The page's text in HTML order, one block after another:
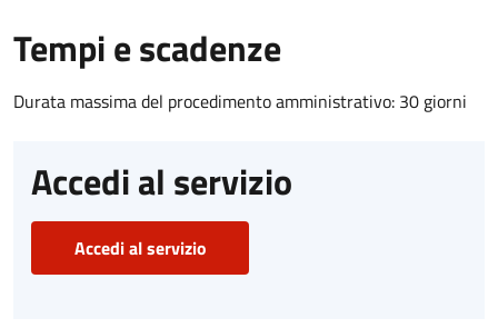
Tempi e scadenze
Durata massima del procedimento amministrativo: 30 giorni
Accedi al servizio
Accedi al servizio